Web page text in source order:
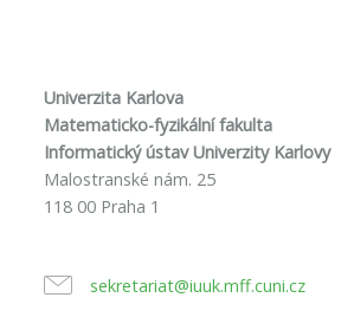
Univerzita Karlova
Matematicko-fyzikální fakulta
Informatický ústav Univerzity Karlovy
Malostranské nám. 25
118 00 Praha 1
sekretariat@iuuk.mff.cuni.cz